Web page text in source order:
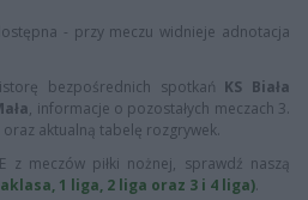
- przy meczu widnieje adnotacja
bezpośrednich spotkań KS Biała
, informacje o pozostałych meczach 3.
oraz aktualną tabelę rozgrywek.
z meczów piłki nożnej, sprawdź naszą
1 liga, 2 liga oraz 3 i 4 liga).